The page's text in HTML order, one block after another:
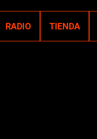
RADIO TIENDA